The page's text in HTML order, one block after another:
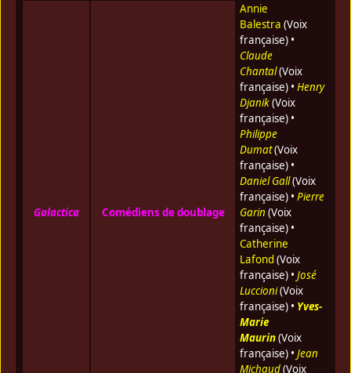
Galactica Comédiens de doublage
Annie
Balestra (Voix
française) •
Claude
Chantal(Voix
française) • Henry
Djanik(Voix
française) •
Philippe
Dumat(Voix
française) •
Daniel Gall(Voix
française) • Pierre
Garin (Voix
française) •
Catherine
Lafond (Voix
française) • José
Luccioni(Voix
française) • Yves-
Marie
Maurin(Voix
française) • Jean
Michaud(Voix